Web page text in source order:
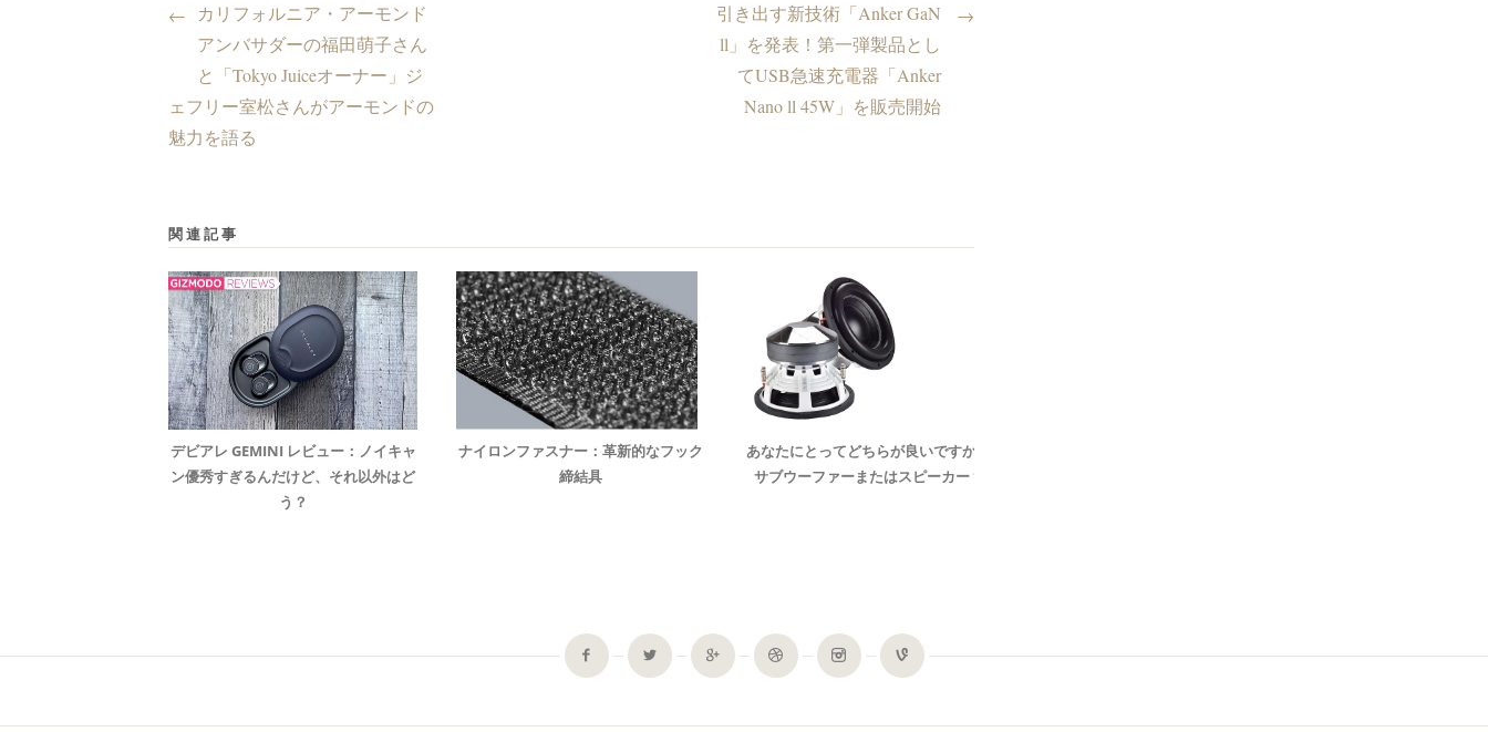
←
カリフォルニア・アーモンド
アンバサダーの福田萌子さん
と「Tokyo Juiceオーナー」ジ
ェフリー室松さんがアーモンドの
魅力を語る
引き出す新技術「Anker GaN
ll」を発表！第一弾製品とし
てUSB急速充電器「Anker
Nano ll 45W」を販売開始
→
関連記事
デビアレ GEMINI レビュー：ノイキャ
ン優秀すぎるんだけど、それ以外はど
う？
ナイロンファスナー：革新的なフック
締結具
あなたにとってどちらが良いですか：
サブウーファーまたはスピーカー？